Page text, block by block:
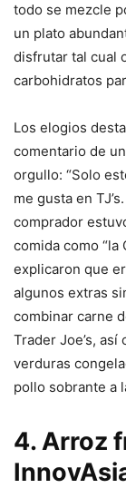
todo se mezcle
un plato
disfrutar tal cual
carbohidratos
Los elogios
comentario de
orgullo: “Solo
me gusta en
comprador
comida como “la
explicaron que
algunos extras
combinar carne
Trader Joe’s,
verduras
pollo sobrante a
4. Arroz